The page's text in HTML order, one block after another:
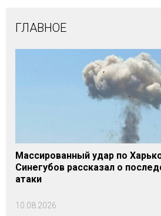
ГЛАВНОЕ
Массированный удар по
Синегубов рассказал о
атаки
10.08.2026